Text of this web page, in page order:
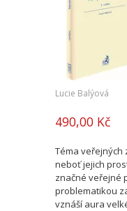
Lucie Balýová
490,00 Kč
Téma veřejných
neboť jejich
značné veřejné
problematikou
vznáší aura